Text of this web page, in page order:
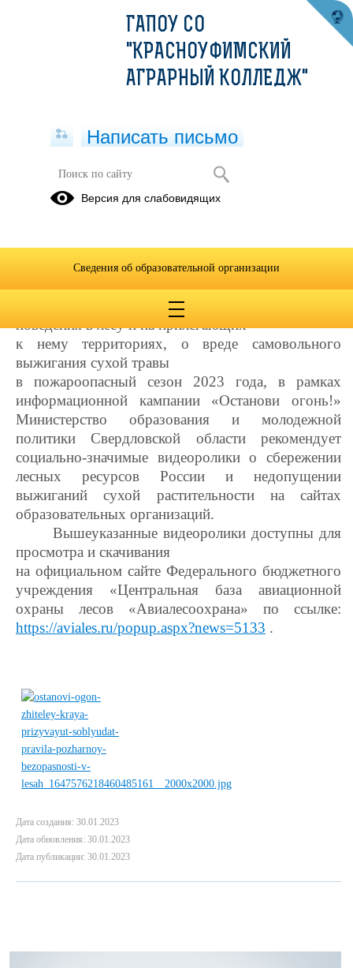
Информационная кампания
«Останови огонь!»
С целью информирования участников
образовательного процесса
о соблюдении противопожарных правил
поведения в лесу и на прилегающих
к нему территориях, о вреде самовольного
выжигания сухой травы
в пожароопасный сезон 2023 года, в рамках
информационной кампании «Останови огонь!»
Министерство образования и молодежной
политики Свердловской области рекомендует
социально-значимые видеоролики о сбережении
лесных ресурсов России и недопущении
выжиганий сухой растительности на сайтах
образовательных организаций.
Вышеуказанные видеоролики доступны для
просмотра и скачивания
на официальном сайте Федерального бюджетного
учреждения «Центральная база авиационной
охраны лесов «Авиалесоохрана» по ссылке:
https://aviales.ru/popup.aspx?news=5133 .
Дата создания: 30.01.2023
Дата обновления: 30.01.2023
Дата публикации: 30.01.2023
ГАПОУ СО
"КРАСНОУФИМСКИЙ
АГРАРНЫЙ КОЛЛЕДЖ"
Написать письмо
Версия для слабовидящих
Сведения об образовательной организации